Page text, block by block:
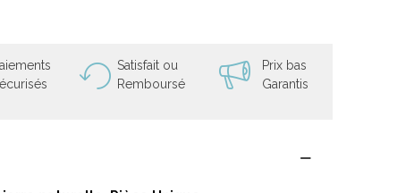
Satisfait ou
Remboursé
Prix bas
Garantis